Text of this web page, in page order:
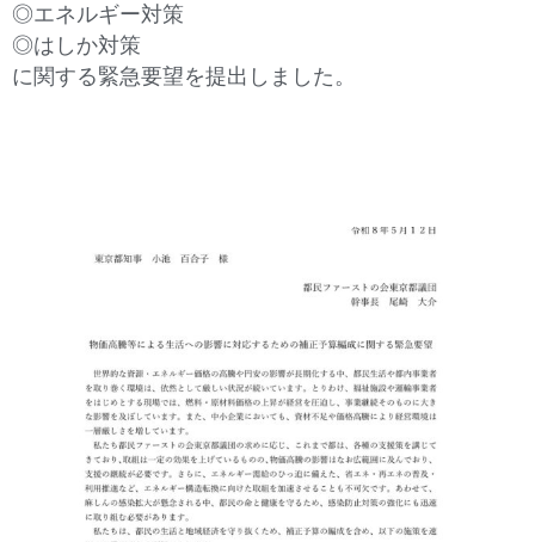
◎エネルギー対策
◎はしか対策
に関する緊急要望を提出しました。